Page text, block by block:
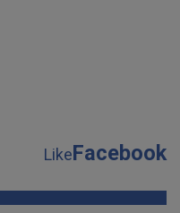
LikeFacebook